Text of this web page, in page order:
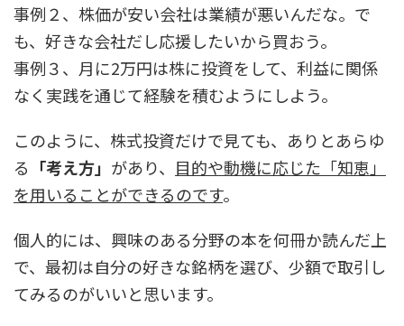
事例２、株価が安い会社は業績が悪いんだな。で
も、好きな会社だし応援したいから買おう。
事例３、月に2万円は株に投資をして、利益に関係
なく実践を通じて経験を積むようにしよう。
このように、株式投資だけで見ても、ありとあらゆ
る 「考え方」 があり、 目的や動機に応じた「知恵」
を用いることができるのです。
個人的には、興味のある分野の本を何冊か読んだ上
で、最初は自分の好きな銘柄を選び、少額で取引し
てみるのがいいと思います。